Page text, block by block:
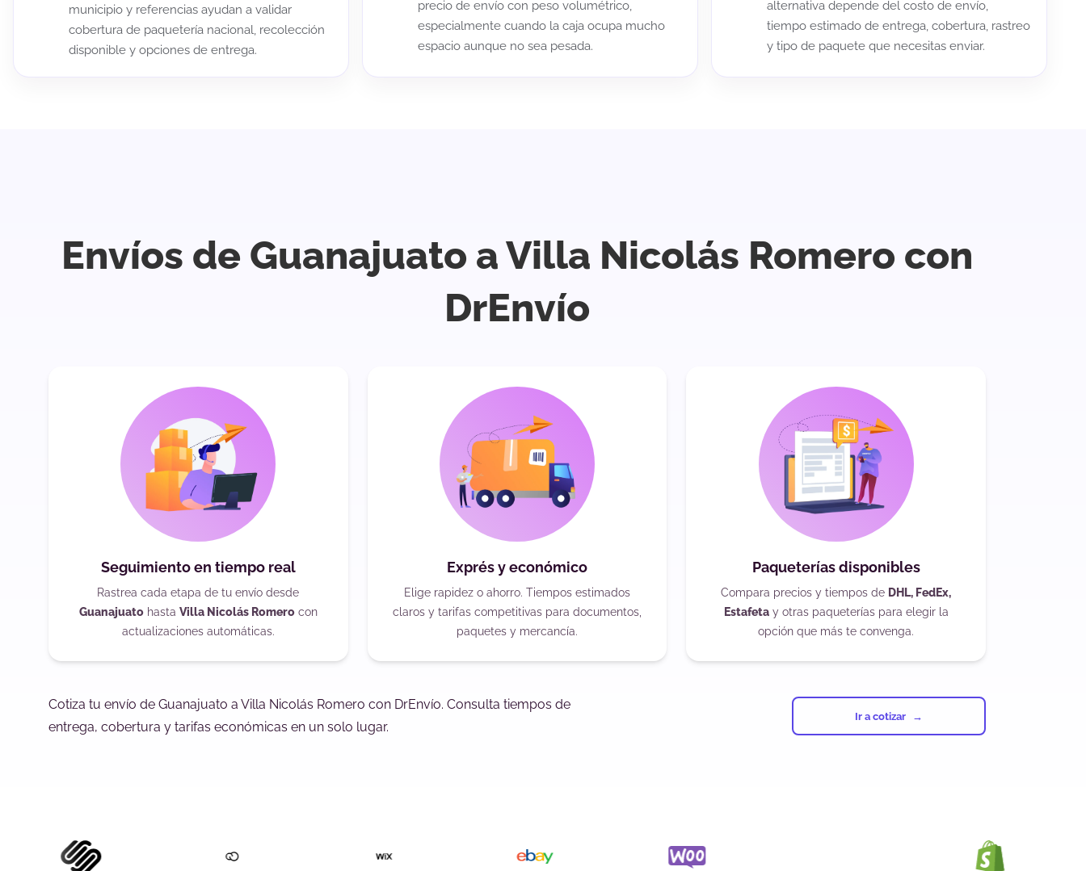
municipio y referencias ayudan a validar
cobertura de paquetería nacional, recolección
disponible y opciones de entrega.
precio de envío con peso volumétrico,
especialmente cuando la caja ocupa mucho
espacio aunque no sea pesada.
alternativa depende del costo de envío,
tiempo estimado de entrega, cobertura, rastreo
y tipo de paquete que necesitas enviar.
Envíos de Guanajuato a Villa Nicolás Romero con
DrEnvío
Seguimiento en tiempo real
Rastrea cada etapa de tu envío desde
Guanajuatohasta Villa Nicolás Romerocon
actualizaciones automáticas.
Exprés y económico
Elige rapidez o ahorro. Tiempos estimados
claros y tarifas competitivas para documentos,
paquetes y mercancía.
Paqueterías disponibles
Compara precios y tiempos de DHL, FedEx,
Estafetay otras paqueterías para elegir la
opción que más te convenga.
Cotiza tu envío de Guanajuato a Villa Nicolás Romero con DrEnvío. Consulta tiempos de
entrega, cobertura y tarifas económicas en un solo lugar.
Ir a cotizar